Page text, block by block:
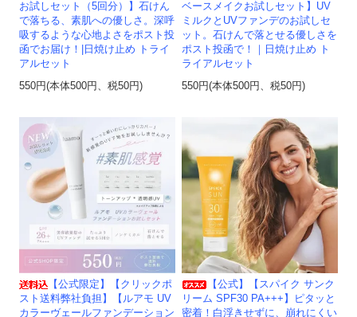
お試しセット（5回分）】石けん
で落ちる、素肌への優しさ。深呼
吸するような心地よさをポスト投
函でお届け！|日焼け止め トライ
アルセット
550円(本体500円、税50円)
ベースメイクお試しセット】UV
ミルクとUVファンデのお試しセ
ット。石けんで落とせる優しさを
ポスト投函で！｜日焼け止め ト
ライアルセット
550円(本体500円、税50円)
【公式限定】【クリックポ
スト送料弊社負担】【ルアモ UV
カラーヴェールファンデーション
【公式】【スパイク サンク
リーム SPF30 PA+++】ピタッと
密着！白浮きせずに、崩れにくい